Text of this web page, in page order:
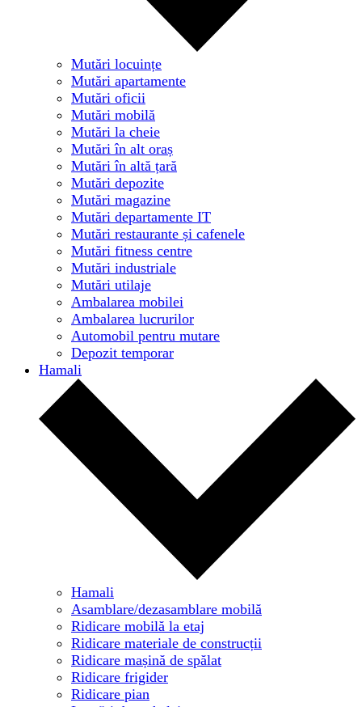
Mutări locuințe
Mutări apartamente
Mutări oficii
Mutări mobilă
Mutări la cheie
Mutări în alt oraș
Mutări în altă țară
Mutări depozite
Mutări magazine
Mutări departamente IT
Mutări restaurante și cafenele
Mutări fitness centre
Mutări industriale
Mutări utilaje
Ambalarea mobilei
Ambalarea lucrurilor
Automobil pentru mutare
Depozit temporar
Hamali
Hamali
Asamblare/dezasamblare mobilă
Ridicare mobilă la etaj
Ridicare materiale de construcții
Ridicare mașină de spălat
Ridicare frigider
Ridicare pian